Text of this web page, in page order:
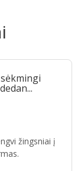
žingsniai į